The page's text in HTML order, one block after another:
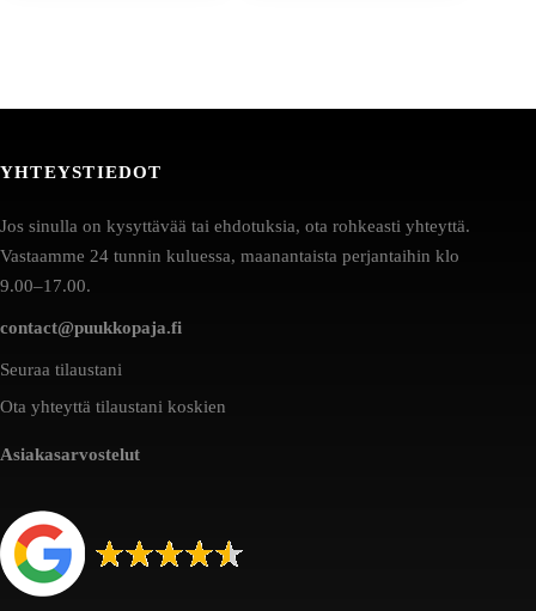
YHTEYSTIEDOT
Jos sinulla on kysyttävää tai ehdotuksia, ota rohkeasti yhteyttä.
Vastaamme 24 tunnin kuluessa, maanantaista perjantaihin klo
9.00–17.00.
contact@puukkopaja.fi
Seuraa tilaustani
Ota yhteyttä tilaustani koskien
Asiakasarvostelut